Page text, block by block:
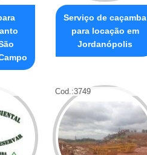
Serviço de caçamba
para locação em
Jordanópolis
Cod.:3749